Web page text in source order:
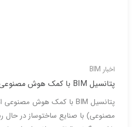
اخبار BIM
پتانسیل BIM با کمک هوش مصنوعی